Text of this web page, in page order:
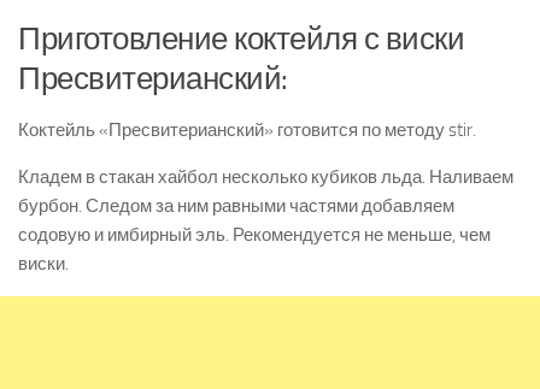
Приготовление коктейля с виски
Пресвитерианский:
Коктейль «Пресвитерианский» готовится по методу stir.
Кладем в стакан хайбол несколько кубиков льда. Наливаем
бурбон. Следом за ним равными частями добавляем
содовую и имбирный эль. Рекомендуется не меньше, чем
виски.